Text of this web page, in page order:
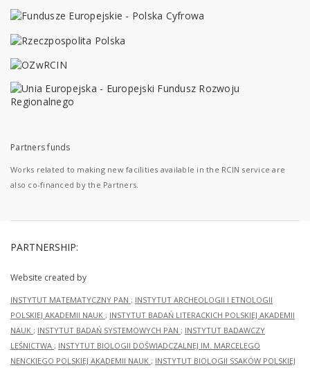
Partners funds
Works related to making new facilities available in the RCIN service are
also co-financed by the Partners.
PARTNERSHIP:
Website created by
INSTYTUT MATEMATYCZNY PAN ; INSTYTUT ARCHEOLOGII I ETNOLOGII
POLSKIEJ AKADEMII NAUK ; INSTYTUT BADAŃ LITERACKICH POLSKIEJ AKADEMII
NAUK ; INSTYTUT BADAŃ SYSTEMOWYCH PAN ; INSTYTUT BADAWCZY
LEŚNICTWA ; INSTYTUT BIOLOGII DOŚWIADCZALNEJ IM. MARCELEGO
NENCKIEGO POLSKIEJ AKADEMII NAUK ; INSTYTUT BIOLOGII SSAKÓW POLSKIEJ